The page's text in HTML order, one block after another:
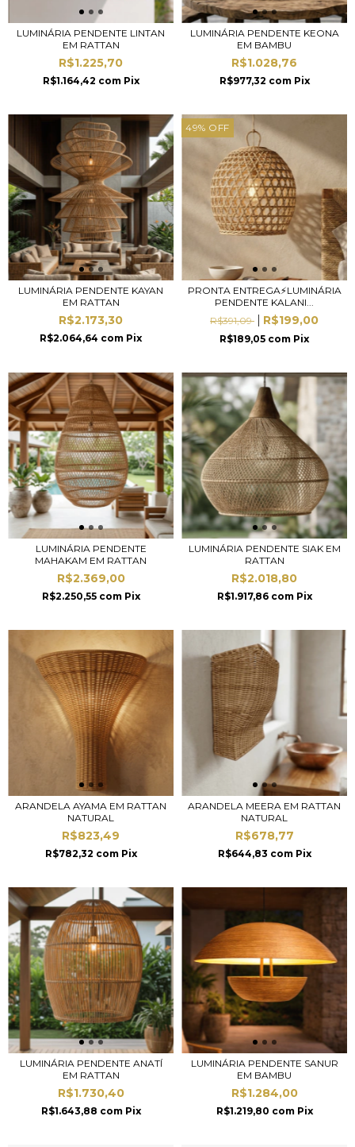
LUMINÁRIA PENDENTE LINTAN
EM RATTAN
R$1.225,70
R$1.164,42 com Pix
LUMINÁRIA PENDENTE KEONA
EM BAMBU
R$1.028,76
R$977,32 com Pix
LUMINÁRIA PENDENTE KAYAN
EM RATTAN
R$2.173,30
R$2.064,64 com Pix
49% OFF
PRONTA ENTREGA⚡LUMINÁRIA
PENDENTE KALANI...
R$391,09
R$199,00
R$189,05 com Pix
LUMINÁRIA PENDENTE
MAHAKAM EM RATTAN
R$2.369,00
R$2.250,55 com Pix
LUMINÁRIA PENDENTE SIAK EM
RATTAN
R$2.018,80
R$1.917,86 com Pix
ARANDELA AYAMA EM RATTAN
NATURAL
R$823,49
R$782,32 com Pix
ARANDELA MEERA EM RATTAN
NATURAL
R$678,77
R$644,83 com Pix
LUMINÁRIA PENDENTE ANATÍ
EM RATTAN
R$1.730,40
R$1.643,88 com Pix
LUMINÁRIA PENDENTE SANUR
EM BAMBU
R$1.284,00
R$1.219,80 com Pix